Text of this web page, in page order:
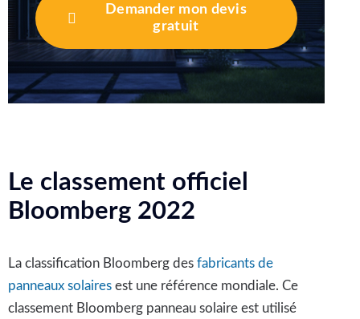
Demander mon devis
gratuit
Le classement officiel
Bloomberg 2022
La classification Bloomberg des fabricants de
panneaux solairesest une référence mondiale. Ce
classement Bloomberg panneau solaire est utilisé